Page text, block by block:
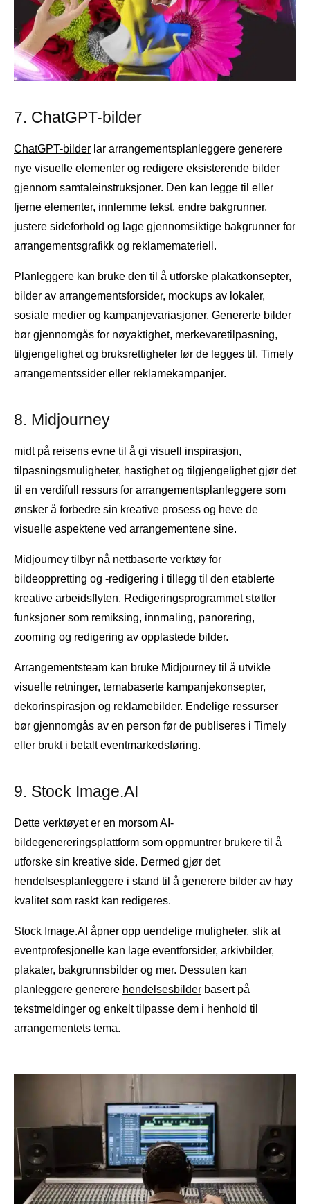
7. ChatGPT-bilder
ChatGPT-bilder lar arrangementsplanleggere generere
nye visuelle elementer og redigere eksisterende bilder
gjennom samtaleinstruksjoner. Den kan legge til eller
fjerne elementer, innlemme tekst, endre bakgrunner,
justere sideforhold og lage gjennomsiktige bakgrunner for
arrangementsgrafikk og reklamemateriell.
Planleggere kan bruke den til å utforske plakatkonsepter,
bilder av arrangementsforsider, mockups av lokaler,
sosiale medier og kampanjevariasjoner. Genererte bilder
bør gjennomgås for nøyaktighet, merkevaretilpasning,
tilgjengelighet og bruksrettigheter før de legges til. Timely
arrangementssider eller reklamekampanjer.
8. Midjourney
midt på reisens evne til å gi visuell inspirasjon,
tilpasningsmuligheter, hastighet og tilgjengelighet gjør det
til en verdifull ressurs for arrangementsplanleggere som
ønsker å forbedre sin kreative prosess og heve de
visuelle aspektene ved arrangementene sine.
Midjourney tilbyr nå nettbaserte verktøy for
bildeoppretting og -redigering i tillegg til den etablerte
kreative arbeidsflyten. Redigeringsprogrammet støtter
funksjoner som remiksing, innmaling, panorering,
zooming og redigering av opplastede bilder.
Arrangementsteam kan bruke Midjourney til å utvikle
visuelle retninger, temabaserte kampanjekonsepter,
dekorinspirasjon og reklamebilder. Endelige ressurser
bør gjennomgås av en person før de publiseres i Timely
eller brukt i betalt eventmarkedsføring.
9. Stock Image.AI
Dette verktøyet er en morsom AI-
bildegenereringsplattform som oppmuntrer brukere til å
utforske sin kreative side. Dermed gjør det
hendelsesplanleggere i stand til å generere bilder av høy
kvalitet som raskt kan redigeres.
Stock Image.AI åpner opp uendelige muligheter, slik at
eventprofesjonelle kan lage eventforsider, arkivbilder,
plakater, bakgrunnsbilder og mer. Dessuten kan
planleggere generere hendelsesbilder basert på
tekstmeldinger og enkelt tilpasse dem i henhold til
arrangementets tema.